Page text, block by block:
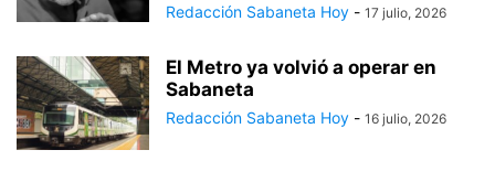
Redacción Sabaneta Hoy - 17 julio, 2026
El Metro ya volvió a operar en
Sabaneta
Redacción Sabaneta Hoy - 16 julio, 2026